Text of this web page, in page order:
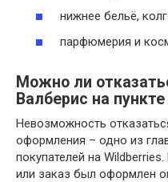
нижнее бельё,
парфюмерия и
Можно ли
Валберис на
Невозможность
оформления – одно из
покупателей на
или заказ был оформлен